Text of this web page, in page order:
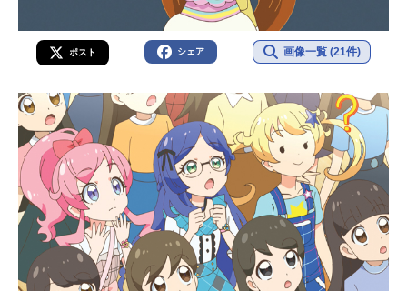
ポスト シェア 画像一覧 (21件)